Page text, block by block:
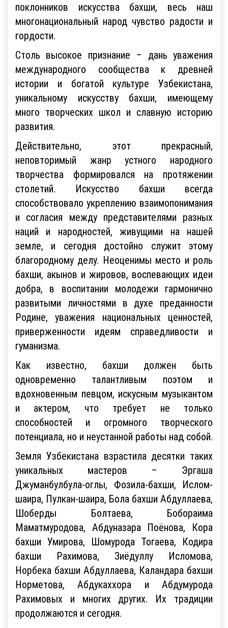
поклонников искусства бахши, весь наш
многонациональный народ чувство радости и
гордости.
Столь высокое признание – дань уважения
международного сообщества к древней
истории и богатой культуре Узбекистана,
уникальному искусству бахши, имеющему
много творческих школ и славную историю
развития.
Действительно, этот прекрасный,
неповторимый жанр устного народного
творчества формировался на протяжении
столетий. Искусство бахши всегда
способствовало укреплению взаимопонимания
и согласия между представителями разных
наций и народностей, живущими на нашей
земле, и сегодня достойно служит этому
благородному делу. Неоценимы место и роль
бахши, акынов и жировов, воспевающих идеи
добра, в воспитании молодежи гармонично
развитыми личностями в духе преданности
Родине, уважения национальных ценностей,
приверженности идеям справедливости и
гуманизма.
Как известно, бахши должен быть
одновременно талантливым поэтом и
вдохновенным певцом, искусным музыкантом
и актером, что требует не только
способностей и огромного творческого
потенциала, но и неустанной работы над собой.
Земля Узбекистана взрастила десятки таких
уникальных мастеров – Эргаша
Джуманбулбула-оглы, Фозила-бахши, Ислом-
шаира, Пулкан-шаира, Бола бахши Абдуллаева,
Шоберды Болтаева, Бобораима
Маматмуродова, Абдуназара Поёнова, Кора
бахши Умирова, Шомурода Тогаева, Кодира
бахши Рахимова, Зиёдуллу Исломова,
Норбека бахши Абдуллаева, Каландара бахши
Норметова, Абдукаххора и Абдумурода
Рахимовых и многих других. Их традиции
продолжаются и сегодня.